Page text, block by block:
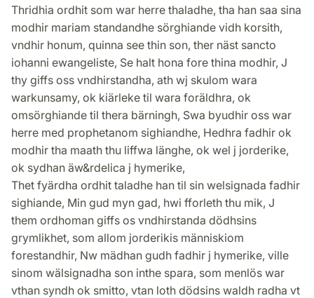
Thridhia ordhit som war herre thaladhe, tha han saa sina
modhir mariam standandhe sörghiande vidh korsith,
vndhir honum, quinna see thin son, ther näst sancto
iohanni ewangeliste, Se halt hona fore thina modhir, J
thy giffs oss vndhirstandha, ath wj skulom wara
warkunsamy, ok kiärleke til wara foräldhra, ok
omsörghiande til thera bärningh, Swa byudhir oss war
herre med prophetanom sighiandhe, Hedhra fadhir ok
modhir tha maath thu liffwa länghe, ok wel j jorderike,
ok sydhan äw&rdelica j hymerike,
Thet fyärdha ordhit taladhe han til sin welsignada fadhir
sighiande, Min gud myn gad, hwi fforleth thu mik, J
them ordhoman giffs os vndhirstanda dödhsins
grymlikhet, som allom jorderikis människiom
forestandhir, Nw mädhan gudh fadhir j hymerike, ville
sinom wälsignadha son inthe spara, som menlös war
vthan syndh ok smitto, vtan loth dödsins waldh radha vt